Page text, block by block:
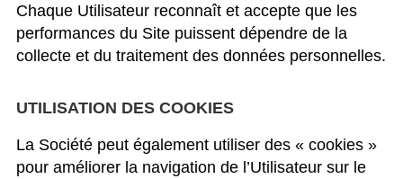
Chaque Utilisateur reconnaît et accepte que les
performances du Site puissent dépendre de la
collecte et du traitement des données personnelles.
UTILISATION DES COOKIES
La Société peut également utiliser des « cookies »
pour améliorer la navigation de l’Utilisateur sur le